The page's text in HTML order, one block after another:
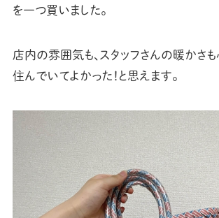
を一つ買いました。
店内の雰囲気も、スタッフさんの暖かさも
住んでいてよかった！と思えます。